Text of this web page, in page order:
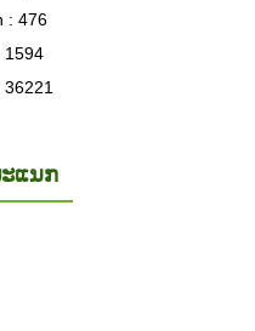
: 476
1594
ແນກ